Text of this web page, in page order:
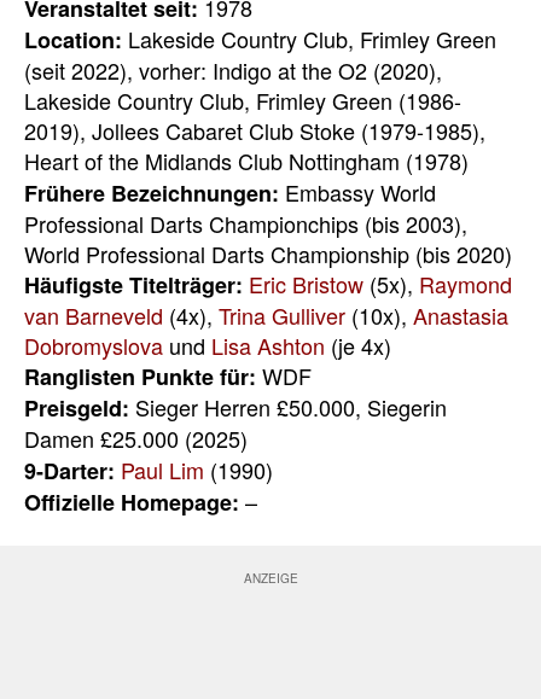
Veranstaltet seit: 1978
Location: Lakeside Country Club, Frimley Green
(seit 2022), vorher: Indigo at the O2 (2020),
Lakeside Country Club, Frimley Green (1986-
2019), Jollees Cabaret Club Stoke (1979-1985),
Heart of the Midlands Club Nottingham (1978)
Frühere Bezeichnungen: Embassy World
Professional Darts Championchips (bis 2003),
World Professional Darts Championship (bis 2020)
Häufigste Titelträger: Eric Bristow (5x), Raymond
van Barneveld (4x), Trina Gulliver (10x), Anastasia
Dobromyslova und Lisa Ashton (je 4x)
Ranglisten Punkte für: WDF
Preisgeld: Sieger Herren £50.000, Siegerin
Damen £25.000 (2025)
9-Darter: Paul Lim (1990)
Offizielle Homepage: –